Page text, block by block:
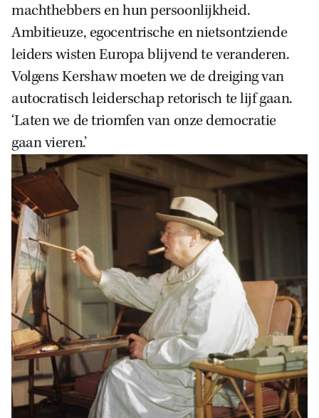
Zoek
machthebbers en hun persoonlijkheid.
Ambitieuze, egocentrische en nietsontziende
leiders wisten Europa blijvend te veranderen.
Volgens Kershaw moeten we de dreiging van
autocratisch leiderschap retorisch te lijf gaan.
‘Laten we de triomfen van onze democratie
gaan vieren.’